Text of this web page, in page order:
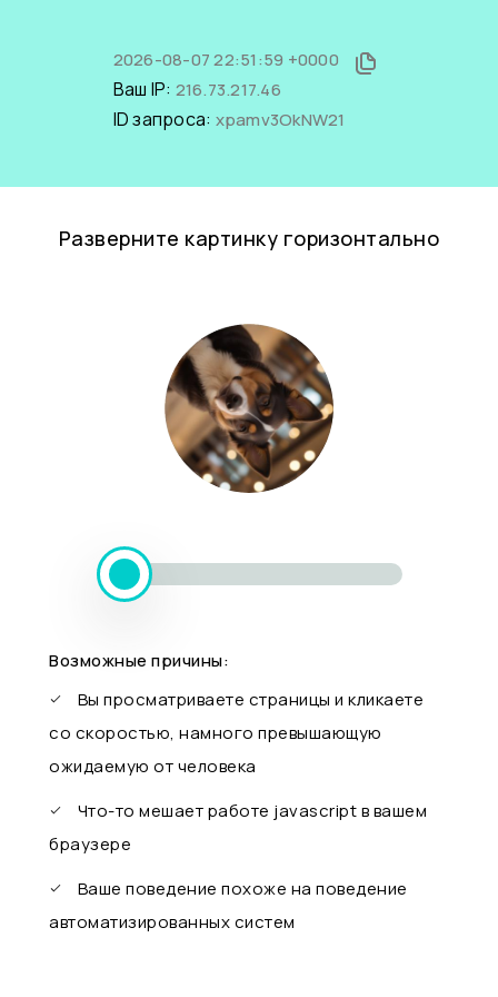
2026-08-07 22:51:59 +0000
Ваш IP: 216.73.217.46
ID запроса: xpamv3OkNW21
Разверните картинку горизонтально
Возможные причины:
Вы просматриваете страницы и кликаете
со скоростью, намного превышающую
ожидаемую от человека
Что-то мешает работе javascript в вашем
браузере
Ваше поведение похоже на поведение
автоматизированных систем